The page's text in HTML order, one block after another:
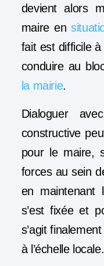
devient alors
maire en
fait est difficile
conduire au
la mairie.
Dialoguer
constructive
pour le maire,
forces au sein
en maintenant
s’est fixée et
s’agit
à l’échelle locale.